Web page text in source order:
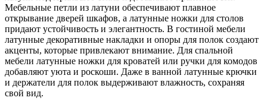
Мебельные петли из латуни обеспечивают плавное
открывание дверей шкафов, а латунные ножки для столов
придают устойчивость и элегантность. В гостиной мебели
латунные декоративные накладки и опоры для полок создают
акценты, которые привлекают внимание. Для спальной
мебели латунные ножки для кроватей или ручки для комодов
добавляют уюта и роскоши. Даже в ванной латунные крючки
и держатели для полок выдерживают влажность, сохраняя
свой вид.